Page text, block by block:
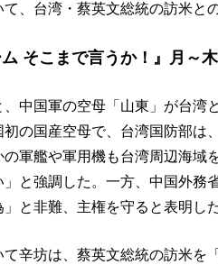
、台湾・蔡英文総統の訪米と
ム そこまで言うか！』月
中国軍の空母「山東」が台湾
の国産空母で、台湾国防部は
軍艦や軍用機も台湾周辺海域
と強調した。一方、中国外務
と非難、主権を守ると表明した
辛坊は、蔡英文総統の訪米を